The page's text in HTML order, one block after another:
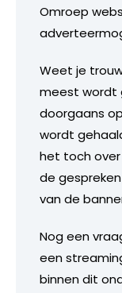
Omroep
Weet je
meest wordt
doorgaans
wordt
het toch
de
van de
Nog een
een
binnen dit